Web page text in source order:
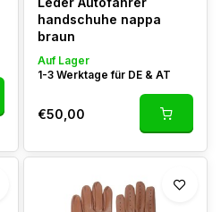
handschuhe nappa
braun
Auf Lager
1-3 Werktage für DE & AT
€50,00